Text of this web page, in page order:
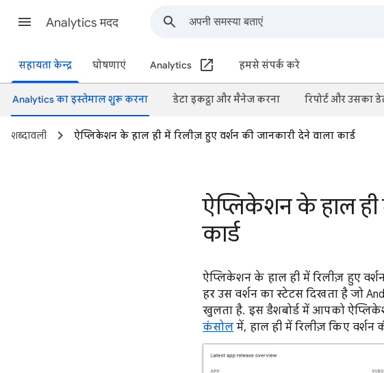
Analytics मदद
सहायता केन्द्र घोषणाएं Analytics हमसे संपर्क करे
Analytics का इस्तेमाल शुरू करना डेटा इकट्ठा और मैनेज करना रिपोर्ट और उसका
शब्दावली ऐप्लिकेशन के हाल ही में रिलीज़ हुए वर्शन की जानकारी देने वाला कार्ड
ऐप्लिकेशन के हाल ही
कार्ड
ऐप्लिकेशन के हाल ही में रिलीज़ हुए
हर उस वर्शन का स्टेटस दिखता है जो
खुलता है. इस डैशबोर्ड में आपको
कंसोल में, हाल ही में रिलीज़ किए वर्शन